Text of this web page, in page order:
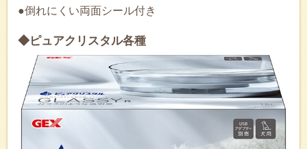
●倒れにくい両面シール付き
◆ピュアクリスタル各種